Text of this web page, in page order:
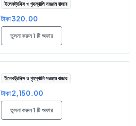
ইলেকট্রনিক্স ও গৃহস্থালি সরঞ্জাম বাজার
টাকা 320.00
তুলনা করুন 1 টি অফার
ইলেকট্রনিক্স ও গৃহস্থালি সরঞ্জাম বাজার
টাকা 2,150.00
তুলনা করুন 1 টি অফার